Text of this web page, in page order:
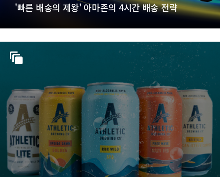
'빠른 배송의 제왕' 아마존의 4시간 배송 전략